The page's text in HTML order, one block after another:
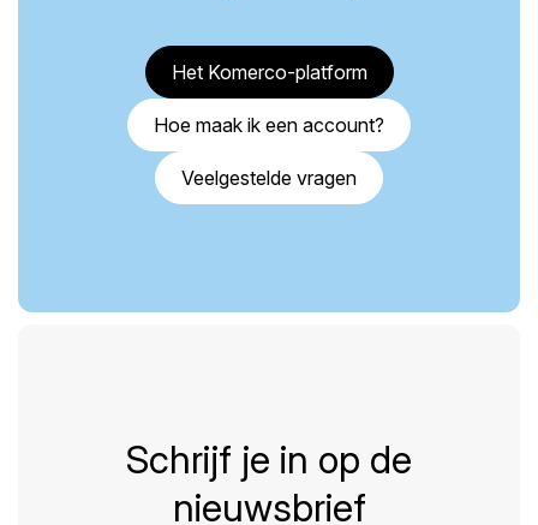
Het Komerco-platform
Hoe maak ik een account?
Veelgestelde vragen
Schrijf je in op de
nieuwsbrief